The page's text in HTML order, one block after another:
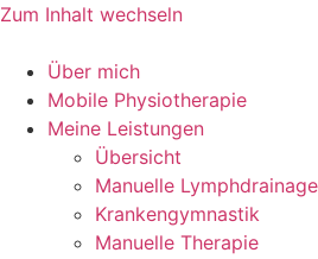
Zum Inhalt wechseln
Über mich
Mobile Physiotherapie
Meine Leistungen
Übersicht
Manuelle Lymphdrainage
Krankengymnastik
Manuelle Therapie